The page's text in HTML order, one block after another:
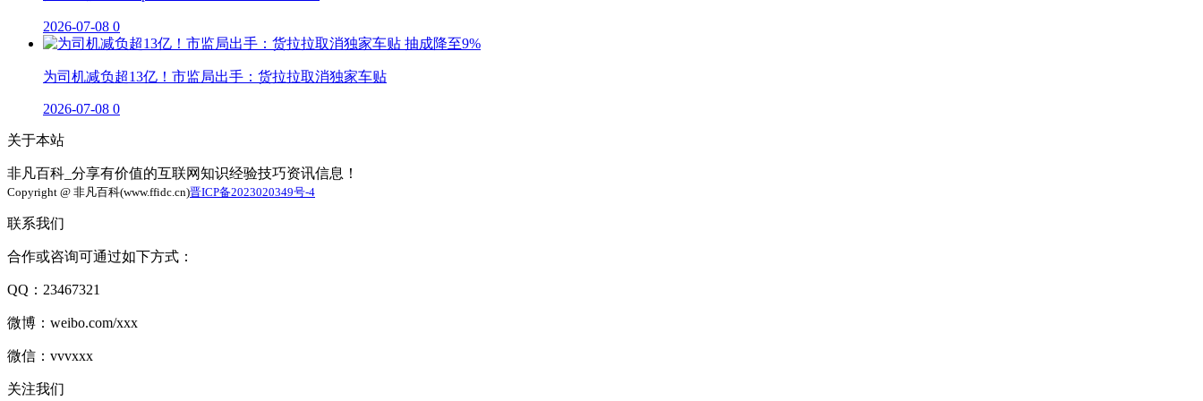
2026-07-08 0
为司机减负超13亿！市监局出手：货拉拉取消独家车贴
2026-07-08 0
关于本站
非凡百科_分享有价值的互联网知识经验技巧资讯信息！
Copyright @ 非凡百科(www.ffidc.cn)晋ICP备2023020349号-4
联系我们
合作或咨询可通过如下方式：
QQ：23467321
微博：weibo.com/xxx
微信：vvvxxx
关注我们